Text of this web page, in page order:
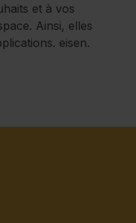
et à vos
Ainsi, elles
eisen.